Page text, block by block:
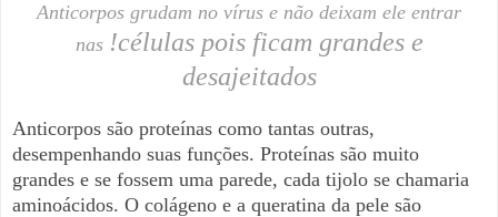
Anticorpos grudam no vírus e não deixam ele entrar
nas !células pois ficam grandes e
desajeitados
Anticorpos são proteínas como tantas outras,
desempenhando suas funções. Proteínas são muito
grandes e se fossem uma parede, cada tijolo se chamaria
aminoácidos. O colágeno e a queratina da pele são